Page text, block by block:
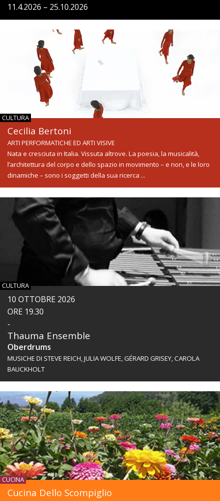
11.4.2026 – 25.10.2026
CULTURA
Cecilia Bertoni
ARTI PERFORMATICHE ED ARTI VISIVE
Nata e cresciuta in Italia. Vissuta altrove. La poesia, la musicalità,
l’architettura del corpo e dello spazio in movimento – e non, e le loro
dinamiche – sono i soggetti della sua ricerca ...
CULTURA
10 OTTOBRE 2026
ORE 19.30
-
Thauma Ensemble
Oberdrums
MUSICHE DI STEVE REICH, JULIA WOLFE, GÉRARD GRISEY, CAROLA
BAUCKHOLT
CUCINA
Cucina Dello Scompiglio